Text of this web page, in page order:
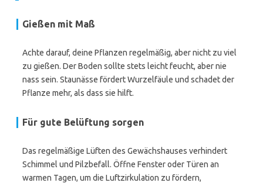
Gießen mit Maß
Achte darauf, deine Pflanzen regelmäßig, aber nicht zu viel
zu gießen. Der Boden sollte stets leicht feucht, aber nie
nass sein. Staunässe fördert Wurzelfäule und schadet der
Pflanze mehr, als dass sie hilft.
Für gute Belüftung sorgen
Das regelmäßige Lüften des Gewächshauses verhindert
Schimmel und Pilzbefall. Öffne Fenster oder Türen an
warmen Tagen, um die Luftzirkulation zu fördern,